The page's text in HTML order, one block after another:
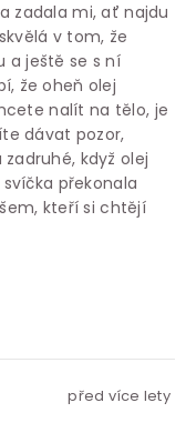
zadala mi, ať najdu
v tom, že
a ještě se s ní
že oheň olej
nalít na tělo, je
dávat pozor,
když olej
překonala
kteří si chtějí
před více lety